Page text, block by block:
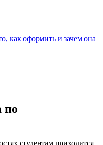
как оформить и зачем она
по
студентам приходится